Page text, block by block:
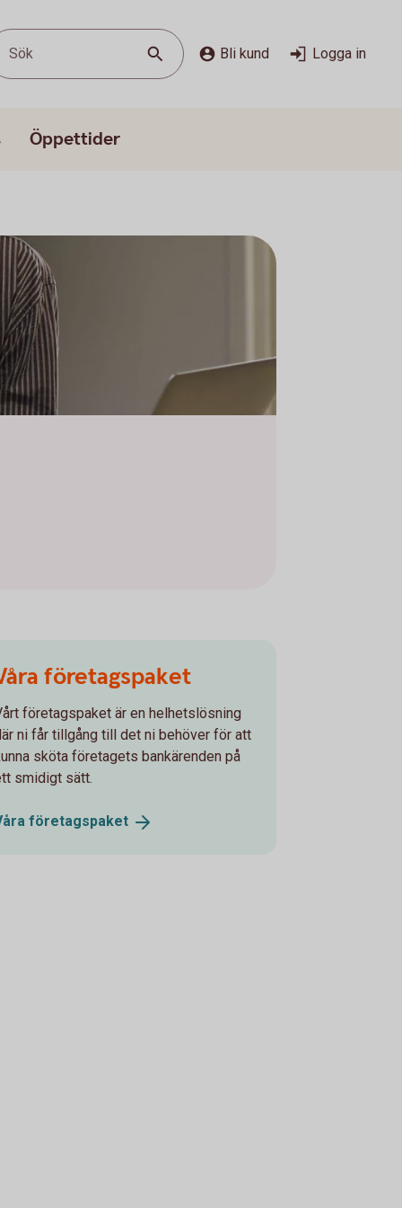
Sök Bli kund Logga in
Öppettider
företagspaket
företagspaket är en helhetslösning
ni får tillgång till det ni behöver för att
sköta företagets bankärenden på
smidigt sätt.
företagspaket